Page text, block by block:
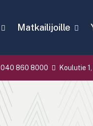
Matkailijoille
040 860 8000 Koulutie